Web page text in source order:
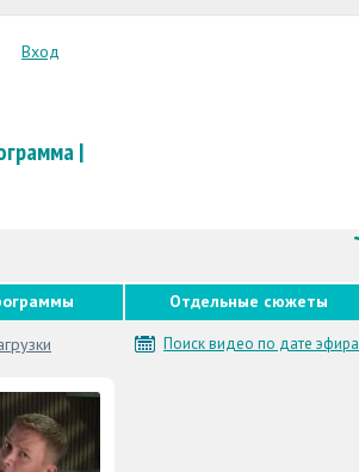
Вход
|
Отдельные сюжеты
Поиск видео по дате эфира